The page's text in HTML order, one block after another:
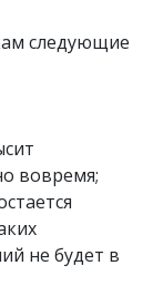
следующие
вовремя;
не будет в